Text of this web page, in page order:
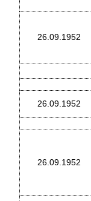
26.09.1952
26.09.1952
26.09.1952